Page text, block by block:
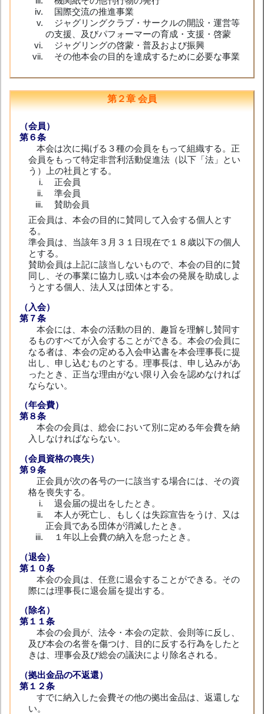
国際交流の推進事業
ジャグリングクラブ・サークルの開設・運営等
の支援、及びパフォーマーの育成・支援・啓蒙
ジャグリングの啓蒙・普及および振興
その他本会の目的を達成するために必要な事業
第２章 会員
（会員）
第６条
本会は次に掲げる３種の会員をもって組織する。正
会員をもって特定非営利活動促進法（以下「法」とい
う）上の社員とする。
正会員
準会員
賛助会員
正会員は、本会の目的に賛同して入会する個人とす
る。
準会員は、当該年３月３１日現在で１８歳以下の個人
とする。
賛助会員は上記に該当しないもので、本会の目的に賛
同し、その事業に協力し或いは本会の発展を助成しよ
うとする個人、法人又は団体とする。
（入会）
第７条
本会には、本会の活動の目的、趣旨を理解し賛同す
るものすべてが入会することができる。本会の会員に
なる者は、本会の定める入会申込書を本会理事長に提
出し、申し込むものとする。理事長は、申し込みがあ
ったとき、正当な理由がない限り入会を認めなければ
ならない。
（年会費）
第８条
本会の会員は、総会において別に定める年会費を納
入しなければならない。
（会員資格の喪失）
第９条
正会員が次の各号の一に該当する場合には、その資
格を喪失する。
退会届の提出をしたとき。
本人が死亡し、もしくは失踪宣告をうけ、又は
正会員である団体が消滅したとき。
１年以上会費の納入を怠ったとき。
（退会）
第１０条
本会の会員は、任意に退会することができる。その
際には理事長に退会届を提出する。
（除名）
第１１条
本会の会員が、法令・本会の定款、会則等に反し、
及び本会の名誉を傷つけ、目的に反する行為をしたと
きは、理事会及び総会の議決により除名される。
（拠出金品の不返還）
第１２条
すでに納入した会費その他の拠出金品は、返還しな
い。